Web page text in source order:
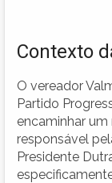
Contexto
O vereador
Partido
encaminhar um
responsável
Presidente